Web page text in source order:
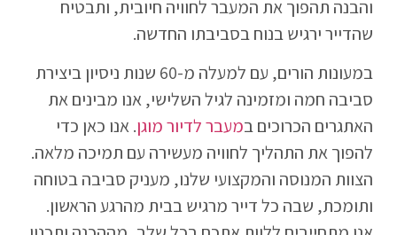
והבנה תהפוך את המעבר לחוויה חיובית, ותבטיח
שהדייר ירגיש בנוח בסביבתו החדשה.
במעונות הורים, עם למעלה מ-60 שנות ניסיון ביצירת
סביבה חמה ומזמינה לגיל השלישי, אנו מבינים את
האתגרים הכרוכים במעבר לדיור מוגן. אנו כאן כדי
להפוך את התהליך לחוויה מעשירה עם תמיכה מלאה.
הצוות המנוסה והמקצועי שלנו, מעניק סביבה בטוחה
ותומכת, שבה כל דייר מרגיש בבית מהרגע הראשון.